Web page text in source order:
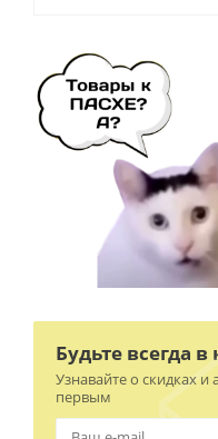
Будьте всегда в
Узнавайте о скидках и
первым